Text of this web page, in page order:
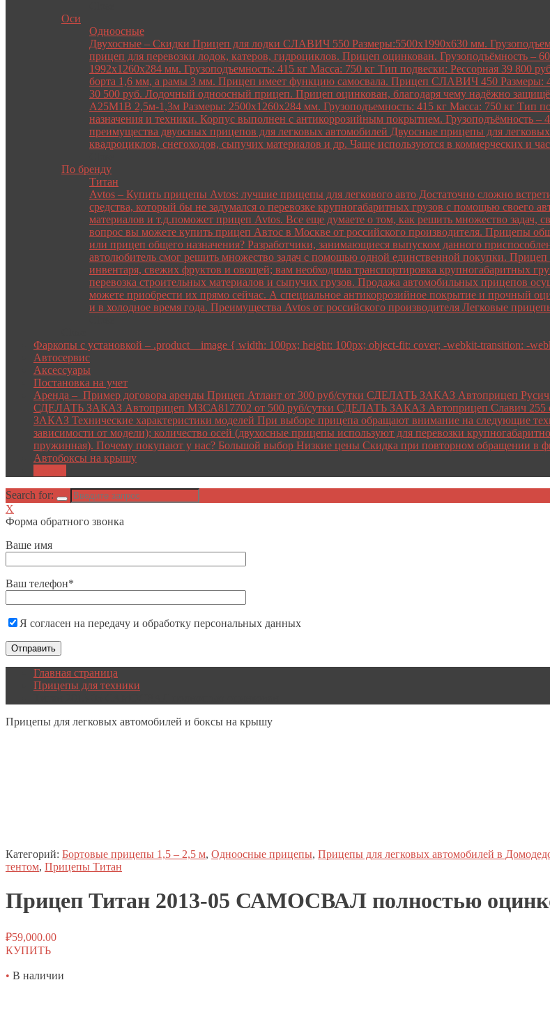
Оси
Одноосные
Двухосные – Скидки Прицеп для лодки СЛАВИЧ 550 Размеры:5500х1990х630 мм.
прицеп для перевозки лодок, катеров, гидроциклов. Прицеп оцинкован. Грузоподъёмность
1992х1260х284 мм. Грузоподъемность: 415 кг Масса: 750 кг Тип подвески: Рессорная 39 800
борта 1,6 мм, а рамы 3 мм. Прицеп имеет функцию самосвала. Прицеп СЛАВИЧ 450 Размеры:
30 500 руб. Лодочный одноосный прицеп. Прицеп оцинкован, благодаря чему надёжно
A25M1B 2,5м-1,3м Размеры: 2500х1260х284 мм. Грузоподъемность: 415 кг Масса: 750 кг Тип
назначения и техники. Корпус выполнен с антикоррозийным покрытием.
преимущества двуосных прицепов для легковых автомобилей Двуосные прицепы для
квадроциклов, снегоходов, сыпучих материалов и др. Чаще используются в коммерческих и
По бренду
Титан
Avtos – Купить прицепы Avtos: лучшие прицепы для легкового авто Достаточно сложно
средства, который бы не задумался о перевозке крупногабаритных грузов с помощью своего
материалов и т.д.поможет прицеп Avtos. Все еще думаете о том, как решить множество задач,
вопрос вы можете купить прицеп Автос в Москве от российского производителя. Прицепы
или прицеп общего назначения? Разработчики, занимающиеся выпуском данного
автолюбитель смог решить множество задач с помощью одной единственной покупки.
инвентаря, свежих фруктов и овощей; вам необходима транспортировка крупногабаритных
перевозка строительных материалов и сыпучих грузов. Продажа автомобильных прицепов
можете приобрести их прямо сейчас. А специальное антикоррозийное покрытие и прочный
и в холодное время года. Преимущества Avtos от российского производителя Легковые
Фаркопы с установкой – .product__image { width: 100px; height: 100px; object-fit: cover; -webkit-transition: -
Автосервис
Аксессуары
Постановка на учет
Аренда – Пример договора аренды Прицеп Атлант от 300 руб/сутки СДЕЛАТЬ ЗАКАЗ Автоприцеп
СДЕЛАТЬ ЗАКАЗ Автоприцеп МЗСА817702 от 500 руб/сутки СДЕЛАТЬ ЗАКАЗ Автоприцеп Славич
ЗАКАЗ Технические характеристики моделей При выборе прицепа обращают внимание на следующие
зависимости от модели); количество осей (двухосные прицепы используют для перевозки
пружинная). Почему покупают у нас? Большой выбор Низкие цены Скидка при повторном обращении в
Автобоксы на крышу
Search for:
X
Форма обратного звонка
Ваше имя
Ваш телефон*
Я согласен на передачу и обработку персональных данных
Главная страница
Прицепы для техники
Прицепы для легковых автомобилей и боксы на крышу
Категорий: Бортовые прицепы 1,5 – 2,5 м, Одноосные прицепы, Прицепы для легковых автомобилей в
тентом, Прицепы Титан
Прицеп Титан 2013-05 САМОСВАЛ полностью
₽59,000.00
КУПИТЬ
• В наличии